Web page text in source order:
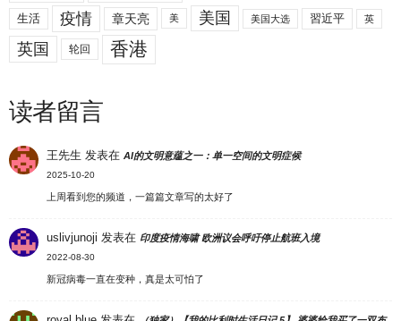
生活 疫情 章天亮 美 美国 美国大选 習近平 英
英国 轮回 香港
读者留言
王先生 发表在AI的文明意蕴之一：单一空间的文明症候
2025-10-20
上周看到您的频道，一篇篇文章写的太好了
uslivjunoji 发表在 印度疫情海啸 欧洲议会呼吁停止航班入境
2022-08-30
新冠病毒一直在变种，真是太可怕了